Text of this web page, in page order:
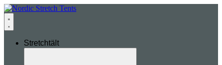
Stretchtält